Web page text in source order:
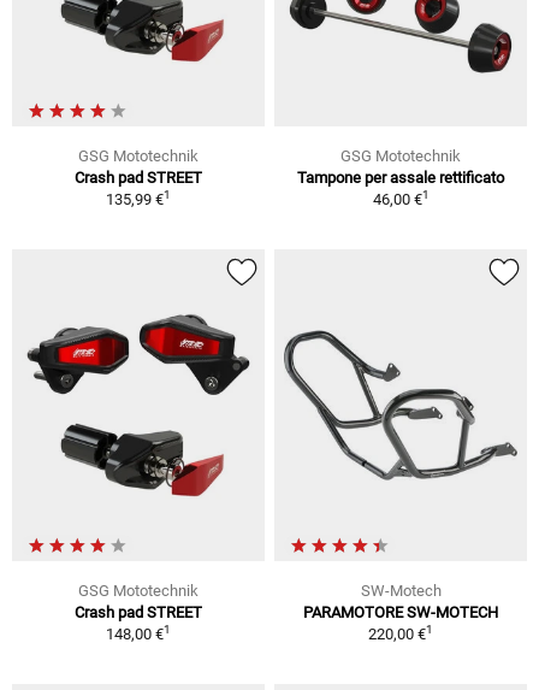
GSG Mototechnik
Crash pad STREET
135,99 €1
GSG Mototechnik
Tampone per assale rettificato
46,00 €1
GSG Mototechnik
Crash pad STREET
148,00 €1
SW-Motech
PARAMOTORE SW-MOTECH
220,00 €1